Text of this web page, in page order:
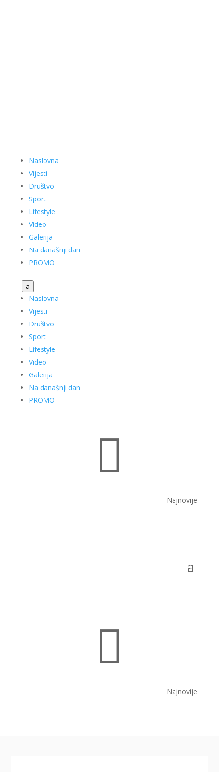
Naslovna
Vijesti
Društvo
Sport
Lifestyle
Video
Galerija
Na današnji dan
PROMO
a
Naslovna
Vijesti
Društvo
Sport
Lifestyle
Video
Galerija
Na današnji dan
PROMO

Najnovije

Najnovije